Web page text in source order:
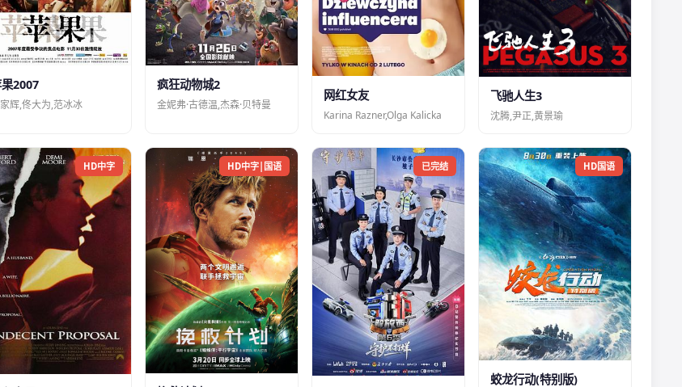
2007
辉,佟大为,范冰冰
疯狂动物城2
金妮弗·古德温,杰森·贝特曼
网红女友
Karina Razner,Olga Kalicka
飞驰人生3
沈腾,尹正,黄景瑜
HD中字 HD中字|国语 已完结 HD国语
蛟龙行动(特别版)